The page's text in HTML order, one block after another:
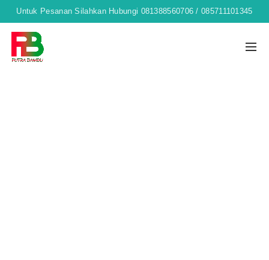
Untuk Pesanan Silahkan Hubungi 081388560706 / 085711101345